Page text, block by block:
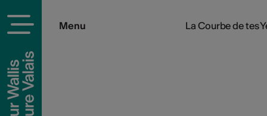
Menu La Courbe de tes